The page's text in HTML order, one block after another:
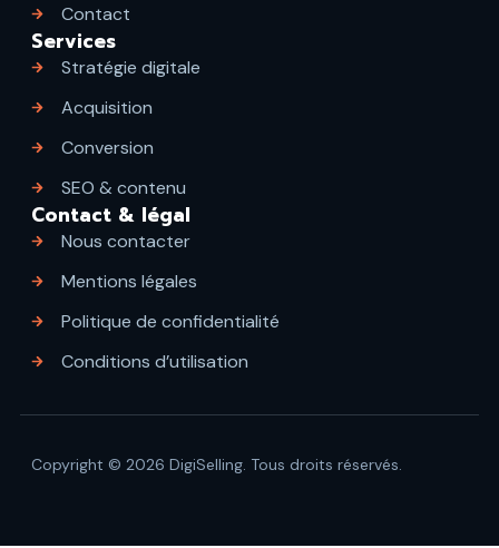
Contact
Services
Stratégie digitale
Acquisition
Conversion
SEO & contenu
Contact & légal
Nous contacter
Mentions légales
Politique de confidentialité
Conditions d’utilisation
Copyright © 2026 DigiSelling. Tous droits réservés.